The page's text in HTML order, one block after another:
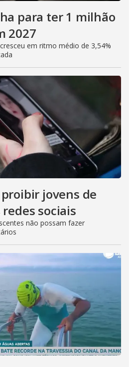
para ter 1 milhão
2027
em ritmo médio de 3,54%
jovens de
sociais
não possam fazer